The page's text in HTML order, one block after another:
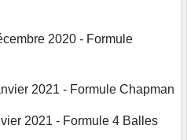
2020 - Formule
2021 - Formule Chapman
2021 - Formule 4 Balles